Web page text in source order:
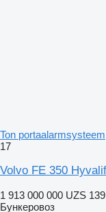
Ton portaalarmsysteem
17
Volvo FE 350
1 913 000 000 UZS
Бункеровоз